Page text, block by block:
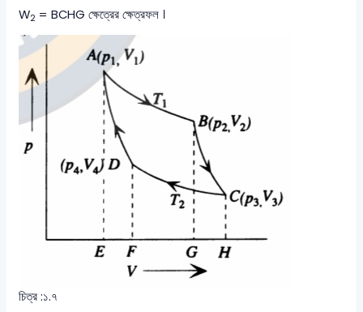
W2 = BCHG ক্ষেত্রের ক্ষেত্রফল ।
চিত্র :১.৭